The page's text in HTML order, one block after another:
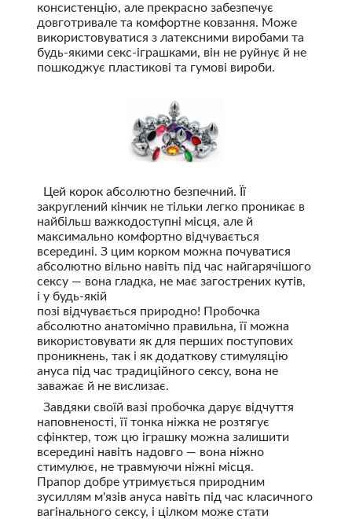
консистенцію, але прекрасно забезпечує
довготривале та комфортне ковзання. Може
використовуватися з латексними виробами та
будь-якими секс-іграшками, він не руйнує й не
пошкоджує пластикові та гумові вироби.
Цей корок абсолютно безпечний. Її
закруглений кінчик не тільки легко проникає в
найбільш важкодоступні місця, але й
максимально комфортно відчувається
всередині. З цим корком можна почуватися
абсолютно вільно навіть під час найгарячішого
сексу — вона гладка, не має загострених кутів,
і у будь-якій
позі відчувається природно! Пробочка
абсолютно анатомічно правильна, її можна
використовувати як для перших поступових
проникнень, так і як додаткову стимуляцію
ануса під час традиційного сексу, вона не
заважає й не вислизає.
Завдяки своїй вазі пробочка дарує відчуття
наповненості, її тонка ніжка не розтягує
сфінктер, тож цю іграшку можна залишити
всередині навіть надовго — вона ніжно
стимулює, не травмуючи ніжні місця.
Прапор добре утримується природним
зусиллям м'язів ануса навіть під час класичного
вагінального сексу, і цілком може стати